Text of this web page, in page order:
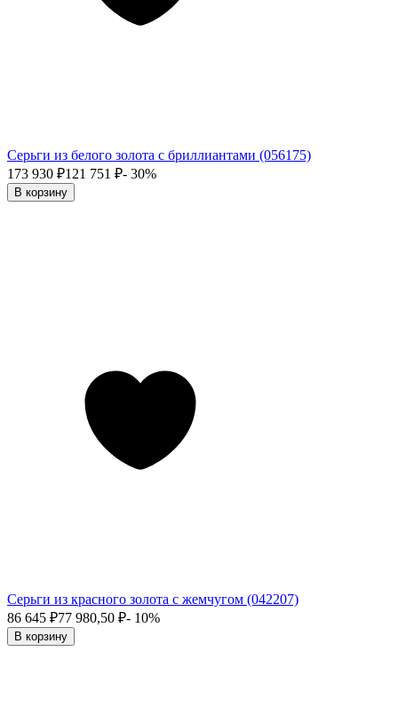
Серьги из белого золота с бриллиантами (056175)
173 930 ₽121 751 ₽- 30%
В корзину
Серьги из красного золота с жемчугом (042207)
86 645 ₽77 980,50 ₽- 10%
В корзину